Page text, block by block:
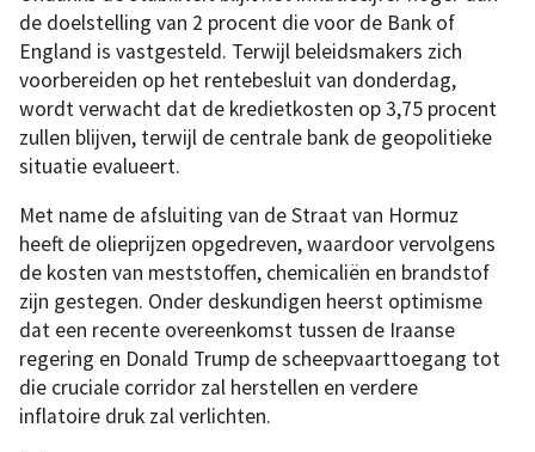
de doelstelling van 2 procent die voor de Bank of
England is vastgesteld. Terwijl beleidsmakers zich
voorbereiden op het rentebesluit van donderdag,
wordt verwacht dat de kredietkosten op 3,75 procent
zullen blijven, terwijl de centrale bank de geopolitieke
situatie evalueert.
Met name de afsluiting van de Straat van Hormuz
heeft de olieprijzen opgedreven, waardoor vervolgens
de kosten van meststoffen, chemicaliën en brandstof
zijn gestegen. Onder deskundigen heerst optimisme
dat een recente overeenkomst tussen de Iraanse
regering en Donald Trump de scheepvaarttoegang tot
die cruciale corridor zal herstellen en verdere
inflatoire druk zal verlichten.